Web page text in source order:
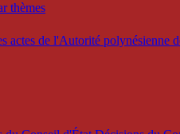
thèmes
actes de l'Autorité polynésienne